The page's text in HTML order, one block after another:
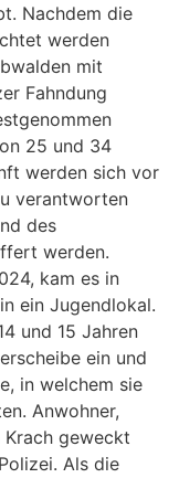
Nachdem die
werden
mit
Fahndung
25 und 34
werden sich vor
verantworten
des
werden.
kam es in
ein Jugendlokal.
und 15 Jahren
ein und
in welchem sie
Anwohner,
geweckt
Als die